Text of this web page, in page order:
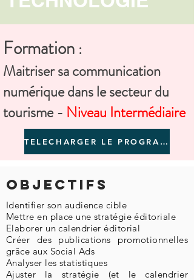
Formation :
Maitriser sa communication
numérique dans le secteur du
tourisme - Niveau Intermédiaire
TELECHARGER LE PROGRAMME
Objectifs
Identifier son audience cible
Mettre en place une stratégie éditoriale
Elaborer un calendrier éditorial
Créer des publications promotionnelles
grâce aux Social Ads
Analyser les statistiques
Ajuster la stratégie (et le calendrier